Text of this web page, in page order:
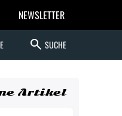
NEWSLETTER
search SUCHE
Artikel